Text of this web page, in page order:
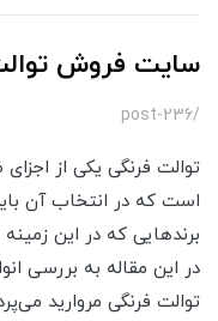
سایت فروش
/post-236
توالت فرنگی یکی از
است که در انتخاب آن
برندهایی که در این
در این مقاله به بررسی
توالت فرنگی مروارید